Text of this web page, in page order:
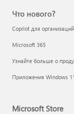
Что нового?
Copilot для организаций
Microsoft 365
Узнайте больше о
Приложения Windows 11
Microsoft Store